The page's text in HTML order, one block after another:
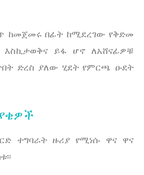
ከመጀመሩ በፊት ከሚደረገው የቅድመ
ይፋ ሆኖ ለአሸናፊዎቹ
ድረስ ያለው ሂደት የምርጫ ዑደት
ተግባራት ዙሪያ የሚነሱ ዋና ዋና